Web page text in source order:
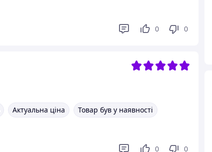
0 0
Актуальна ціна
Товар був у наявності
0 0